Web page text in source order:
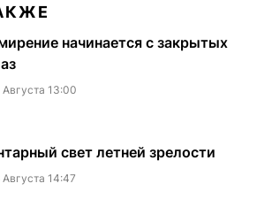
начинается с закрытых
13:00
свет летней зрелости
14:47